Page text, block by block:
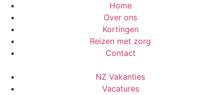
Home
Over ons
Kortingen
Reizen met zorg
Contact
NZ Vakanties
Vacatures